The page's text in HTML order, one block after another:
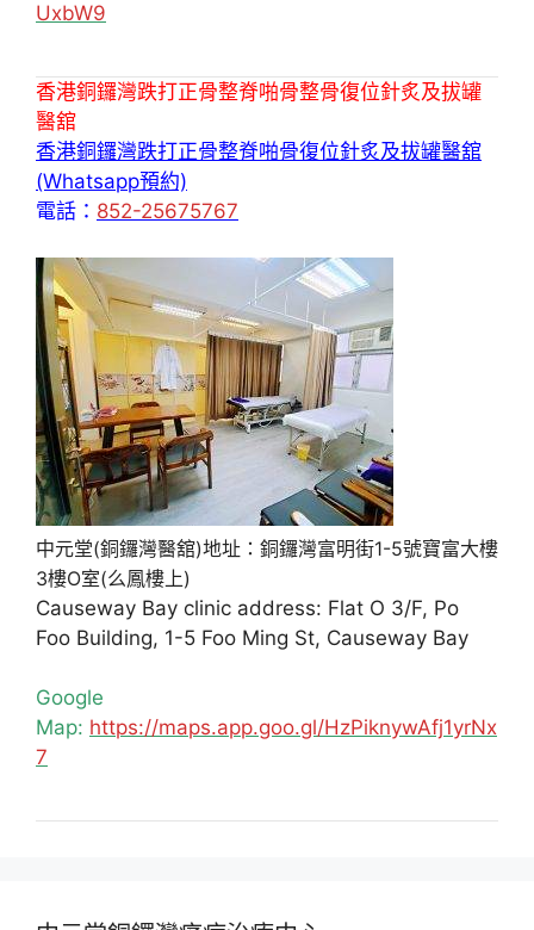
UxbW9
香港銅鑼灣跌打正骨整脊啪骨整骨復位針炙及拔罐
醫舘
香港銅鑼灣跌打正骨整脊啪骨復位針炙及拔罐醫舘
(Whatsapp預約)
電話： 852-25675767
中元堂(銅鑼灣醫舘)地址：銅鑼灣富明街1-5號寶富大樓
3樓O室(么鳳樓上)
Causeway Bay clinic address: Flat O 3/F, Po
Foo Building, 1-5 Foo Ming St, Causeway Bay
Google
Map: https://maps.app.goo.gl/HzPiknywAfj1yrNx
7